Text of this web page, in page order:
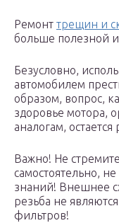
Ремонт трещин и
больше полезной
Безусловно,
автомобилем
образом, вопрос,
здоровье мотора,
аналогам,
Важно! Не
самостоятельно,
знаний! Внешнее
резьба не
фильтров!